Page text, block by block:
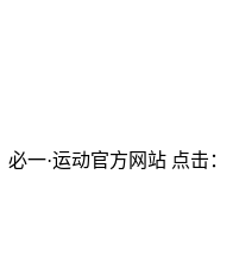
必一·运动官方网站 点击：